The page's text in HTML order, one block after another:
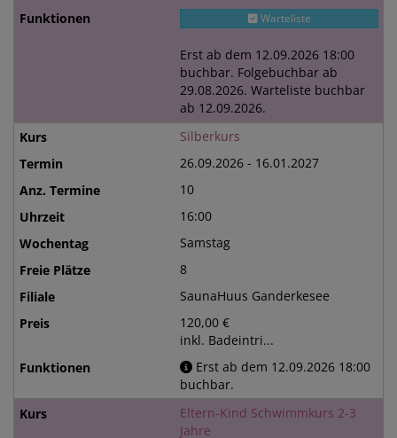
Warteliste
Erst ab dem 12.09.2026 18:00
buchbar. Folgebuchbar ab
29.08.2026. Warteliste buchbar
ab 12.09.2026.
Silberkurs
26.09.2026 - 16.01.2027
10
16:00
Samstag
8
SaunaHuus Ganderkesee
120,00 €
inkl. Badeintri...
Erst ab dem 12.09.2026 18:00
buchbar.
Eltern-Kind Schwimmkurs 2-3
Jahre